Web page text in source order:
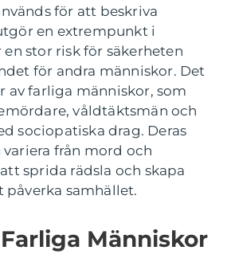
för att beskriva
en extrempunkt i
stor risk för säkerheten
för andra människor. Det
av farliga människor, som
våldtäktsmän och
sociopatiska drag. Deras
från mord och
sprida rädsla och skapa
påverka samhället.
Människor